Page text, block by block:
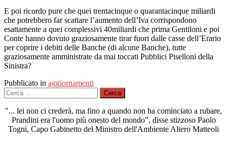
E poi ricordo pure che quei trentacinque o quarantacinque miliardi
che potrebbero far scattare l’aumento dell’Iva corrispondono
esattamente a quei complessivi 40miliardi che prima Gentiloni e poi
Conte hanno dovuto graziosamente tirar fuori dalle casse dell’Erario
per coprire i debiti delle Banche (di alcune Banche), tutte
graziosamente amministrate da mai toccati Pubblici Piselloni della
Sinistra?
Pubblicato in aggiornamenti
Ricerca
per:
"... lei non ci crederà, ma fino a quando non ha cominciato a rubare,
Prandini era l'uomo più onesto del mondo", disse stizzoso Paolo
Togni, Capo Gabinetto del Ministro dell'Ambiente Altero Matteoli